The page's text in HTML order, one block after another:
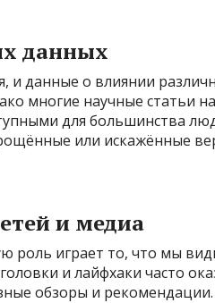
данных
и данные о влиянии
многие научные статьи
для большинства
или искажённые
и медиа
играет то, что мы
и лайфхаки часто
обзоры и